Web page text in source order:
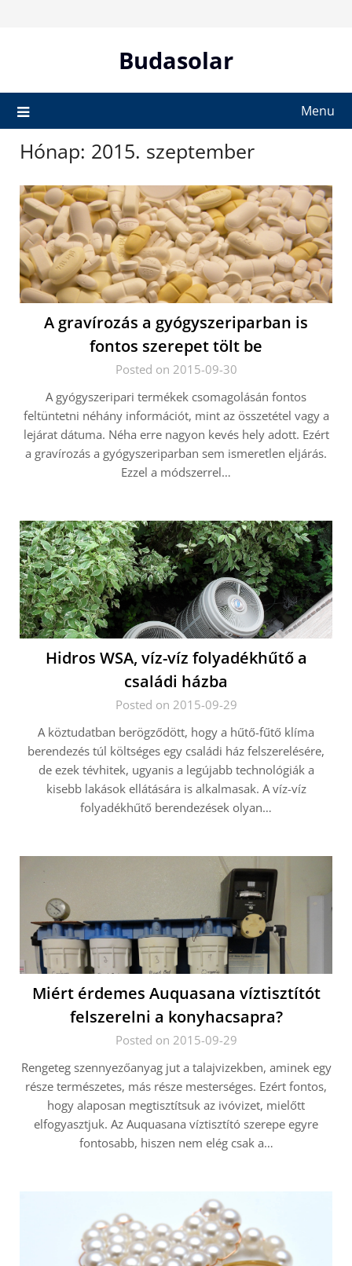
Budasolar
Menu
Hónap: 2015. szeptember
A gravírozás a gyógyszeriparban is
fontos szerepet tölt be
Posted on 2015-09-30
A gyógyszeripari termékek csomagolásán fontos
feltüntetni néhány információt, mint az összetétel vagy a
lejárat dátuma. Néha erre nagyon kevés hely adott. Ezért
a gravírozás a gyógyszeriparban sem ismeretlen eljárás.
Ezzel a módszerrel…
Hidros WSA, víz-víz folyadékhűtő a
családi házba
Posted on 2015-09-29
A köztudatban berögződött, hogy a hűtő-fűtő klíma
berendezés túl költséges egy családi ház felszerelésére,
de ezek tévhitek, ugyanis a legújabb technológiák a
kisebb lakások ellátására is alkalmasak. A víz-víz
folyadékhűtő berendezések olyan…
Miért érdemes Auquasana víztisztítót
felszerelni a konyhacsapra?
Posted on 2015-09-29
Rengeteg szennyezőanyag jut a talajvizekben, aminek egy
része természetes, más része mesterséges. Ezért fontos,
hogy alaposan megtisztítsuk az ivóvizet, mielőtt
elfogyasztjuk. Az Auquasana víztisztító szerepe egyre
fontosabb, hiszen nem elég csak a…